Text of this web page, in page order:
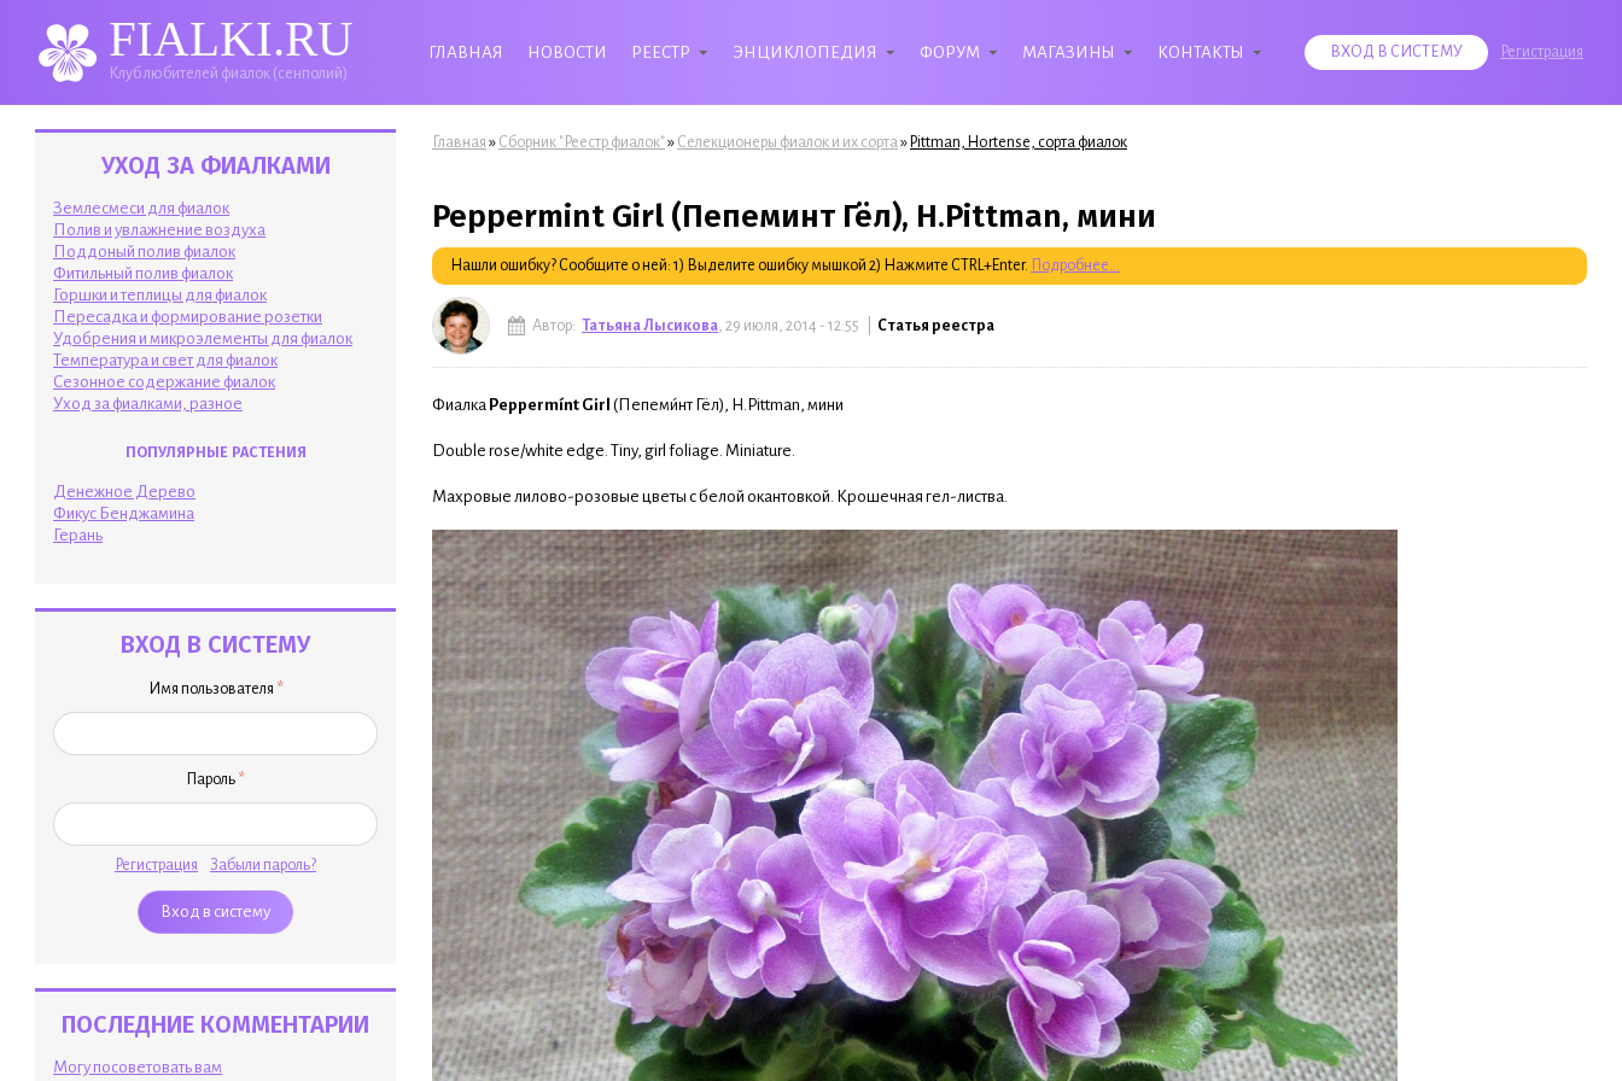
FIALKI.RU
Клуб любителей фиалок (сенполий)
ГЛАВНАЯ НОВОСТИ РЕЕСТР ЭНЦИКЛОПЕДИЯ ФОРУМ МАГАЗИНЫ КОНТАКТЫ ВХОД В СИСТЕМУ Регистрация
УХОД ЗА ФИАЛКАМИ
Землесмеси для фиалок
Полив и увлажнение воздуха
Поддоный полив фиалок
Фитильный полив фиалок
Горшки и теплицы для фиалок
Пересадка и формирование розетки
Удобрения и микроэлементы для фиалок
Температура и свет для фиалок
Сезонное содержание фиалок
Уход за фиалками, разное
ПОПУЛЯРНЫЕ РАСТЕНИЯ
Денежное Дерево
Фикус Бенджамина
Герань
ВХОД В СИСТЕМУ
Имя пользователя *
Пароль *
Регистрация Забыли пароль?
ПОСЛЕДНИЕ КОММЕНТАРИИ
Могу посоветовать вам
Вы здесь
Главная » Сборник "Реестр фиалок"» Селекционеры фиалок и их сорта» Pittman, Hortense, сорта фиалок
Peppermint Girl (Пепеминт Гёл), H.Pittman, мини
Нашли ошибку? Сообщите о ней: 1) Выделите ошибку мышкой 2) Нажмите CTRL+Enter. Подробнее...
Автор: Татьяна Лысикова , 29 июля, 2014 - 12:55 | Статья реестра
Фиалка Peppermínt Girl (Пепеми́нт Гёл), H.Pittman, мини
Double rose/white edge. Tiny, girl foliage. Miniature.
Махровые лилово-розовые цветы с белой окантовкой. Крошечная гел-листва.